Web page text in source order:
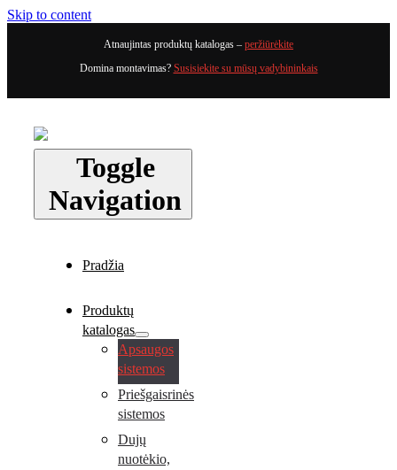
Skip to content
Atnaujintas produktų katalogas – peržiūrėkite
Domina montavimas? Susisiekite su mūsų vadybininkais
Toggle
Navigation
Pradžia
Produktų
katalogas
Apsaugos
sistemos
Priešgaisrinės
sistemos
Dujų
nuotėkio,